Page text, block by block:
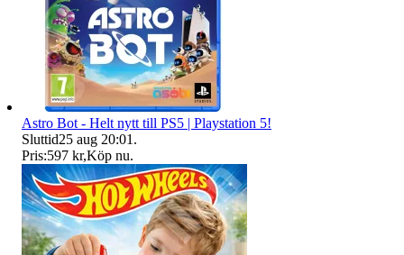
Astro Bot - Helt nytt till PS5 | Playstation 5!
Sluttid25 aug 20:01 .
Pris:597 kr,Köp nu.